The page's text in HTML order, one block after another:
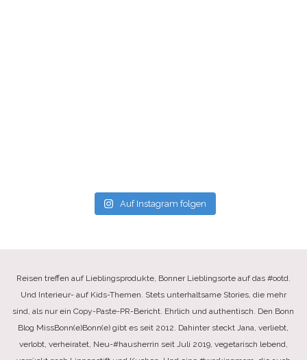
Auf Instagram folgen
Reisen treffen auf Lieblingsprodukte, Bonner Lieblingsorte auf das #ootd.
Und Interieur- auf Kids-Themen. Stets unterhaltsame Stories, die mehr
sind, als nur ein Copy-Paste-PR-Bericht. Ehrlich und authentisch. Den Bonn
Blog MissBonn(e)Bonn(e) gibt es seit 2012. Dahinter steckt Jana, verliebt,
verlobt, verheiratet, Neu-#hausherrin seit Juli 2019, vegetarisch lebend,